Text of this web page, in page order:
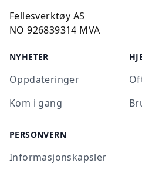
Fellesverktøy AS
NO 926839314 MVA
NYHETER
Oppdateringer
Kom i gang
PERSONVERN
Informasjonskapsler